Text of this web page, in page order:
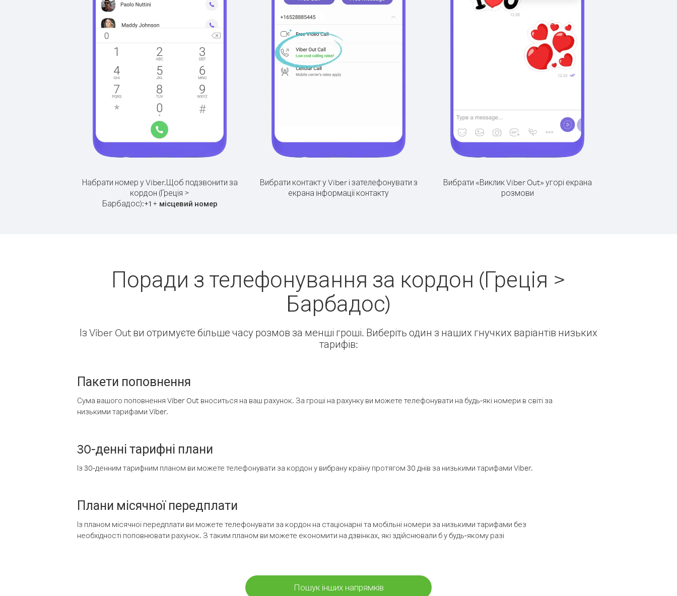
Набрати номер у Viber.Щоб подзвонити за
кордон (Греція >
Барбадос):+1+ місцевий номер
Вибрати контакт у Viber і зателефонувати з
екрана інформації контакту
Вибрати «Виклик Viber Out» угорі екрана
розмови
Поради з телефонування за кордон (Греція >
Барбадос)
Із Viber Out ви отримуєте більше часу розмов за менші гроші. Виберіть один з наших гнучких варіантів низьких
тарифів:
Пакети поповнення
Сума вашого поповнення Viber Out вноситься на ваш рахунок. За гроші на рахунку ви можете телефонувати на будь-які номери в світі за
низькими тарифами Viber.
30-денні тарифні плани
Із 30-денним тарифним планом ви можете телефонувати за кордон у вибрану країну протягом 30 днів за низькими тарифами Viber.
Плани місячної передплати
Із планом місячної передплати ви можете телефонувати за кордон на стаціонарні та мобільні номери за низькими тарифами без
необхідності поповнювати рахунок. З таким планом ви можете економити на дзвінках, які здійснювали б у будь-якому разі
Пошук інших напрямків